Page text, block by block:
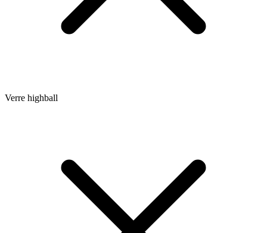
Verre highball